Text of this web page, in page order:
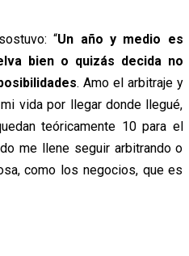
“Un año y medio es
bien o quizás decida no
. Amo el arbitraje y
vida por llegar donde llegué,
teóricamente 10 para el
me llene seguir arbitrando o
como los negocios, que es